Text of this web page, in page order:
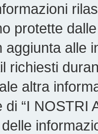
protette
aggiunta alle
richiesti
altra
“I NOSTRI